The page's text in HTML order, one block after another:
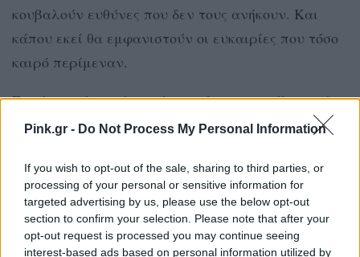
Pink.gr - Do Not Process My Personal Information
If you wish to opt-out of the sale, sharing to third parties, or
processing of your personal or sensitive information for
targeted advertising by us, please use the below opt-out
section to confirm your selection. Please note that after your
opt-out request is processed you may continue seeing
interest-based ads based on personal information utilized by
κουβαλούν ευθύνες που δεν τους ανήκουν. Και
κάπου εκεί θα εμφανιστούν οι ευκαιρίες που τόσο
καιρό περίμεναν.
Γιατί καμιά φορά το σύμπαν δεν σου στέλνει κάτι
καινούργιο. Απλώς απομακρύνει ό,τι σε κρατούσε
Και τα υπόλοιπα ζώδια;
Μπορεί οι Καρκίνοι να βρίσκονται στο επίκεντρο,
όμως και τα υπόλοιπα ζώδια θα νιώσουν ότι το